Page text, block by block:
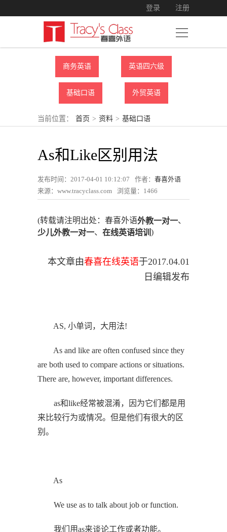
登录 注册
商务英语 英语四六级
基础口语 外贸英语
当前位置： 首页 > 资料 > 基础口语
As和Like区别用法
发布时间：2017-04-01 10:12:07 作者： 春喜外语
来源：www.tracyclass.com
浏览量： 1466
(转载请注明出处：春喜外语外教一对一、
少儿外教一对一、 在线英语培训 )
本文章由春喜在线英语于2017.04.01
日编辑发布
AS, 小单词，大用法!
As and like are often confused since they
are both used to compare actions or situations.
There are, however, important differences.
as和like经常被混淆，因为它们都是用
来比较行为或情况。但是他们有很大的区
别。
As
We use as to talk about job or function.
我们用as来谈论工作或者功能。